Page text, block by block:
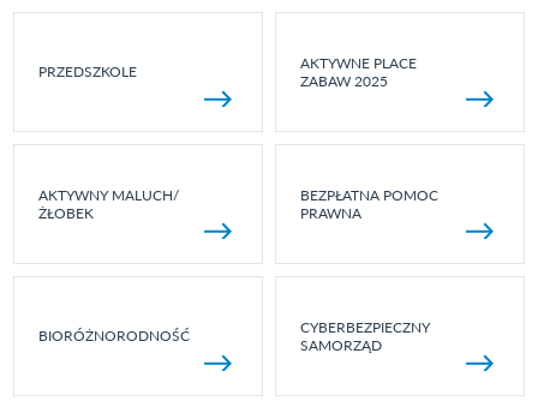
PRZEDSZKOLE
AKTYWNE PLACE
ZABAW 2025
AKTYWNY MALUCH/
ŻŁOBEK
BEZPŁATNA POMOC
PRAWNA
BIORÓŻNORODNOŚĆ
CYBERBEZPIECZNY
SAMORZĄD